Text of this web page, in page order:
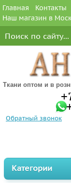
Главная Контакты
Наш магазин в
Ткани оптом и в
Обратный звонок
Категории